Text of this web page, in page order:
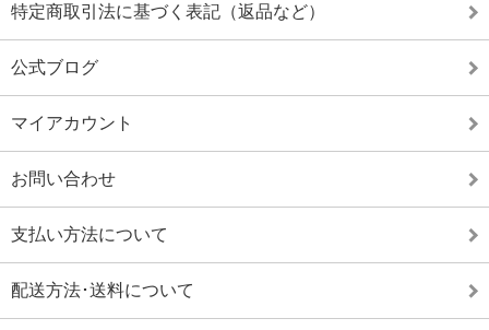
特定商取引法に基づく表記（返品など）
公式ブログ
マイアカウント
お問い合わせ
支払い方法について
配送方法･送料について